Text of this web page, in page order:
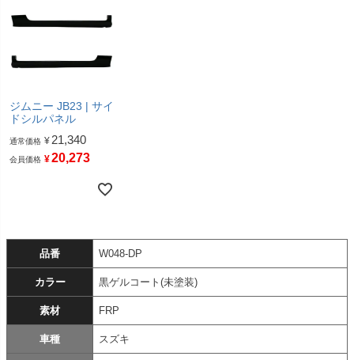
ジムニー JB23 | サイ
ドシルパネル
通常価格 ¥ 21,340
会員価格 ¥20,273
品番 W048-DP
カラー 黒ゲルコート(未塗装)
素材 FRP
車種 スズキ